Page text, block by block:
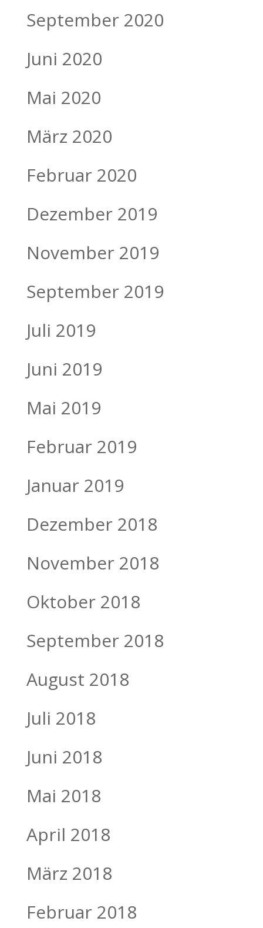
September 2020
Juni 2020
Mai 2020
März 2020
Februar 2020
Dezember 2019
November 2019
September 2019
Juli 2019
Juni 2019
Mai 2019
Februar 2019
Januar 2019
Dezember 2018
November 2018
Oktober 2018
September 2018
August 2018
Juli 2018
Juni 2018
Mai 2018
April 2018
März 2018
Februar 2018